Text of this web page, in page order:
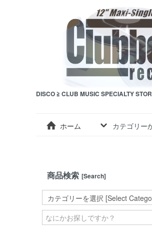
DISCO ≧ CLUB MUSIC SPECIALTY
ホーム カテゴリー
商品検索 [Search]